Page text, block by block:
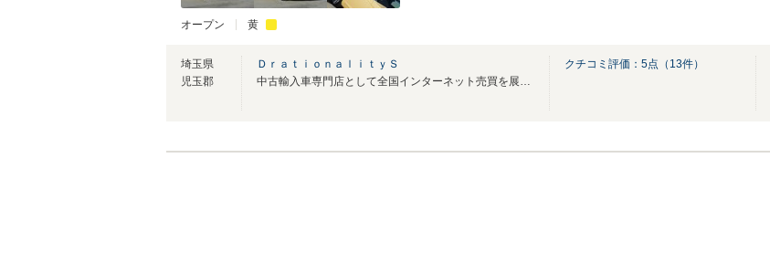
オープン 黄
埼玉県
児玉郡
ＤｒａｔｉｏｎａｌｉｔｙＳ
中古輸入車専門店として全国インターネット売買を展開！常時60台程をラインナップ中！
クチコミ評価： 5点（ 13件）